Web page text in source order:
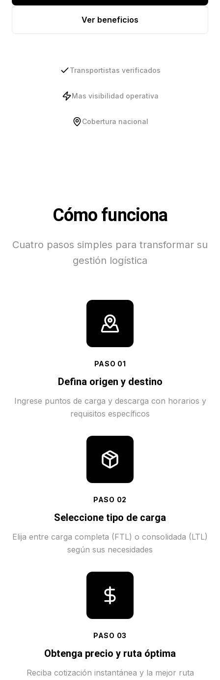
Ver beneficios
Transportistas verificados
Mas visibilidad operativa
Cobertura nacional
Cómo funciona
Cuatro pasos simples para transformar su
gestión logística
PASO 01
Defina origen y destino
Ingrese puntos de carga y descarga con horarios y
requisitos específicos
PASO 02
Seleccione tipo de carga
Elija entre carga completa (FTL) o consolidada (LTL)
según sus necesidades
PASO 03
Obtenga precio y ruta óptima
Reciba cotización instantánea y la mejor ruta